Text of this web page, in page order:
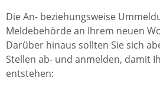
Die An- beziehungsweise
Meldebehörde an Ihrem neuen
Darüber hinaus sollten Sie sich
Stellen ab- und anmelden, damit
entstehen: